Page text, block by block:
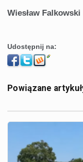
Wiesław Falkowski
Udostępnij na:
Powiązane